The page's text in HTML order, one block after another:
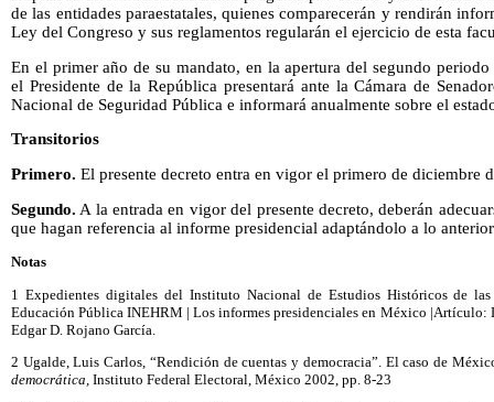
de las entidades paraestatales, quienes comparecerán y rendirán
Ley del Congreso y sus reglamentos regularán el ejercicio de esta
En el primer año de su mandato, en la apertura del segundo
el Presidente de la República presentará ante la Cámara de
Nacional de Seguridad Pública e informará anualmente sobre el
Transitorios
Primero. El presente decreto entra en vigor el primero de diciembre
Segundo. A la entrada en vigor del presente decreto, deberán
que hagan referencia al informe presidencial adaptándolo a lo
Notas
1 Expedientes digitales del Instituto Nacional de Estudios Históricos de
Educación Pública INEHRM | Los informes presidenciales en México |Artículo:
Edgar D. Rojano García.
2 Ugalde, Luis Carlos, “Rendición de cuentas y democracia”. El caso de
democrática, Instituto Federal Electoral, México 2002, pp. 8-23